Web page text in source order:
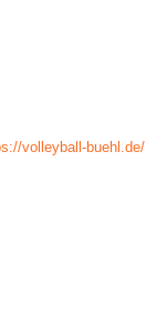
volleyball-buehl.de/